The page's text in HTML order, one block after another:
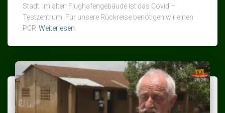
Stadt. Im alten Flughafengebäude ist das Covid –
Testzentrum. Für unsere Rückreise benötigen wir einen
PCR Weiterlesen